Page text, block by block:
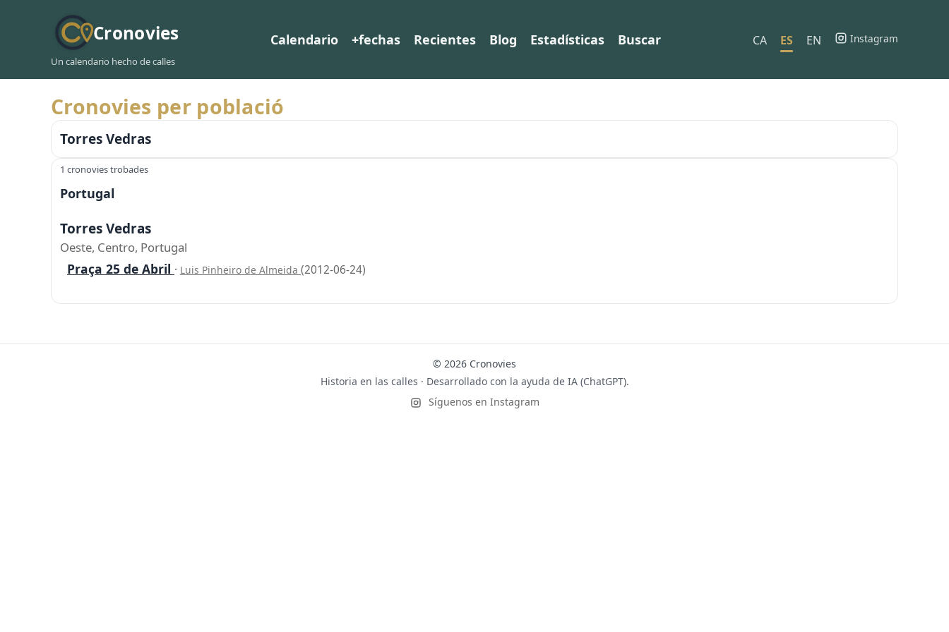
Cronovies
Un calendario hecho de calles
Calendario +fechas Recientes Blog Estadísticas Buscar CA ES EN Instagram
Cronovies per població
Torres Vedras
1 cronovies trobades
Portugal
Torres Vedras
Oeste, Centro, Portugal
Praça 25 de Abril · Luis Pinheiro de Almeida (2012-06-24)
© 2026 Cronovies
Historia en las calles · Desarrollado con la ayuda de IA (ChatGPT).
Síguenos en Instagram